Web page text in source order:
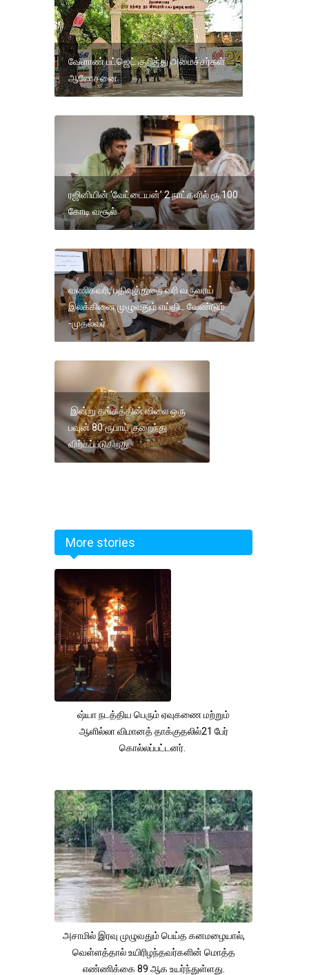
வேளாண் பட்ஜெட் குறித்து அமைச்சர்கள்
ஆலோசனை
ரஜினியின் ‘வேட்டையன்’ 2 நாட்களில் ரூ.100
கோடி வசூல்
வணிகவரி, பதிவுத்துறை வரி வருவாய்
இலக்கினை முழுவதும் எய்திட வேண்டும்
-முதல்வர்
இன்று தங்கத்தின் விலை ஒரு
பவுன் 80 ரூபாய் குறைந்து
விற்கப்படுகிறது.
More stories
ஷ்யா நடத்திய பெரும் ஏவுகணை மற்றும்
ஆளில்லா விமானத் தாக்குதலில்21 பேர்
கொல்லப்பட்டனர்.
அசாமில் இரவு முழுவதும் பெய்த கனமழையால்,
வெள்ளத்தால் உயிரிழந்தவர்களின் மொத்த
எண்ணிக்கை 89 ஆக உயர்ந்துள்ளது.